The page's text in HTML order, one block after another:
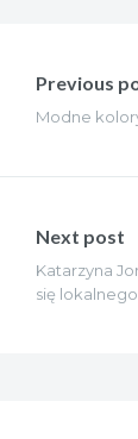
wpisu
Previous
Modne
Next post
Katarzyna
się